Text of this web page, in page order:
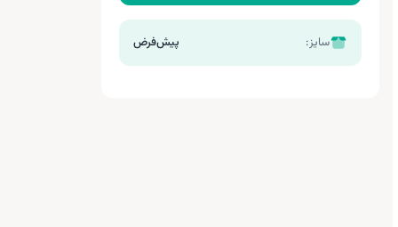
سایز: پیش‌فرض